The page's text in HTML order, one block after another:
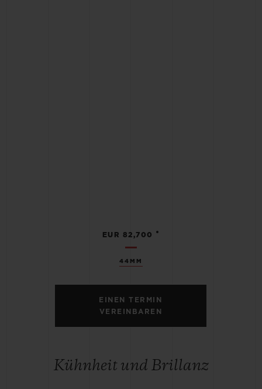
44MM
EUR 82,700 •
EINEN TERMIN
VEREINBAREN
Kühnheit und Brillanz